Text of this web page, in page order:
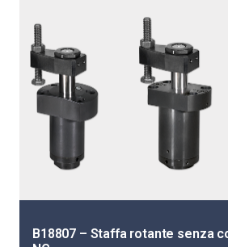
B18807 – Staffa rotante senza